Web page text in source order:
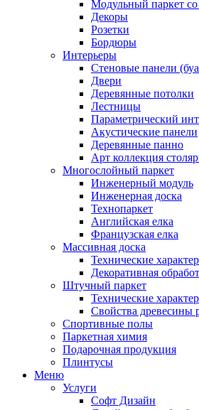
Модульный паркет со
Декоры
Розетки
Бордюры
Интерьеры
Стеновые панели
Двери
Деревянные потолки
Лестницы
Параметрический
Акустические панели
Деревянные панно
Арт коллекция
Многослойный паркет
Инженерный модуль
Инженерная доска
Технопаркет
Английская елка
Французская елка
Массивная доска
Технические
Декоративная
Штучный паркет
Технические
Свойства древесины
Спортивные полы
Паркетная химия
Подарочная продукция
Плинтусы
Меню
Услуги
Софт Дизайн